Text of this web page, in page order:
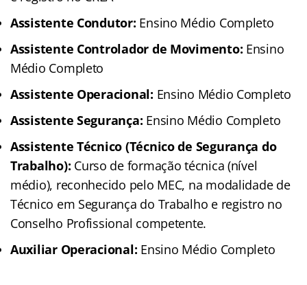
Assistente Condutor: Ensino Médio Completo
Assistente Controlador de Movimento: Ensino
Médio Completo
Assistente Operacional: Ensino Médio Completo
Assistente Segurança: Ensino Médio Completo
Assistente Técnico (Técnico de Segurança do
Trabalho): Curso de formação técnica (nível
médio), reconhecido pelo MEC, na modalidade de
Técnico em Segurança do Trabalho e registro no
Conselho Profissional competente.
Auxiliar Operacional: Ensino Médio Completo